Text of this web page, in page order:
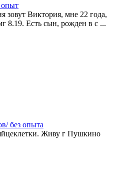
опыт
зовут Виктория, мне 22 года,
8.19. Есть сын, рожден в с ...
без опыта
Живу г Пушкино